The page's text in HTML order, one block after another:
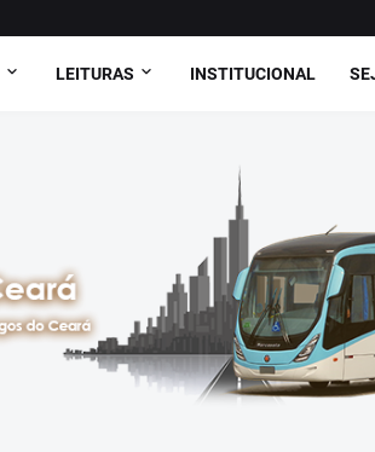
LEITURAS INSTITUCIONAL